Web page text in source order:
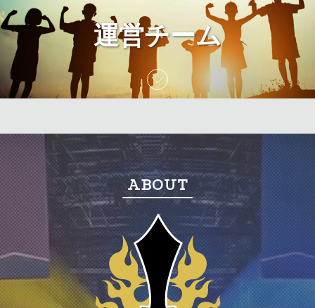
運営チーム
ABOUT